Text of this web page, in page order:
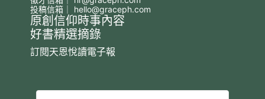
投稿信箱｜ hello@graceph.com
原創信仰時事內容
好書精選摘錄
訂閱天恩悅讀電子報